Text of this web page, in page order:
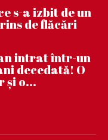
s-a izbit de un
de flăcări
intrat într-un
decedată! O
și o...